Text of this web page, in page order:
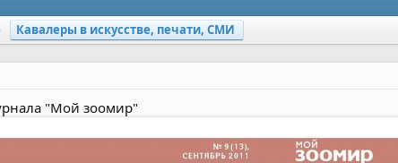
Кавалеры в искусстве, печати, СМИ
"Мой зоомир"